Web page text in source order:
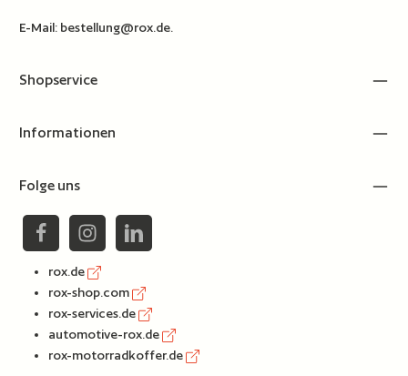
E-Mail: bestellung@rox.de.
Shopservice
Informationen
Folge uns
rox.de
rox-shop.com
rox-services.de
automotive-rox.de
rox-motorradkoffer.de